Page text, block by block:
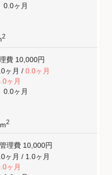
0.0ヶ月
2
費 10,000円
ヶ月/ 0.0ヶ月
ヶ月
0.0ヶ月
2
管理費 10,000円
ヶ月/ 1.0ヶ月
ヶ月